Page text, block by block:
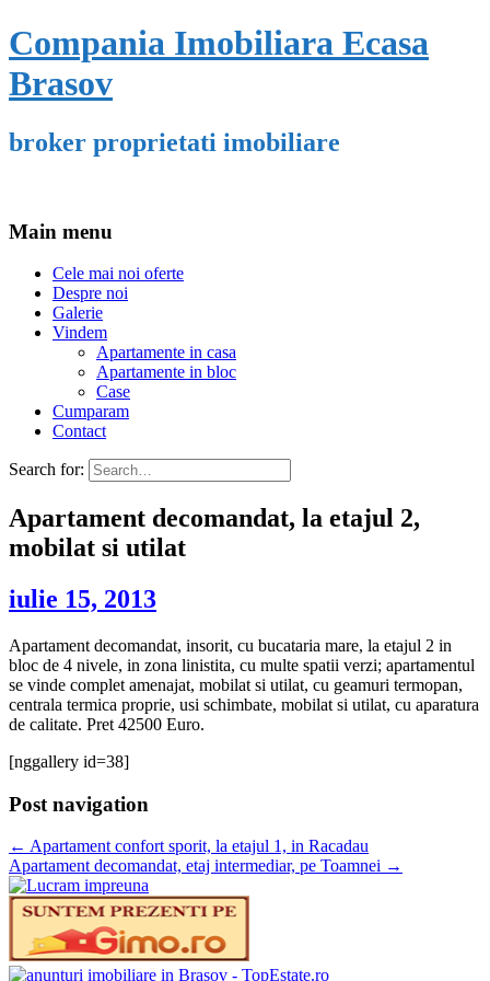
Compania Imobiliara Ecasa
Brasov
broker proprietati imobiliare
Main menu
Cele mai noi oferte
Despre noi
Galerie
Vindem
Apartamente in casa
Apartamente in bloc
Case
Cumparam
Contact
Search for:
Apartament decomandat, la etajul 2,
mobilat si utilat
iulie 15, 2013
Apartament decomandat, insorit, cu bucataria mare, la etajul 2 in
bloc de 4 nivele, in zona linistita, cu multe spatii verzi; apartamentul
se vinde complet amenajat, mobilat si utilat, cu geamuri termopan,
centrala termica proprie, usi schimbate, mobilat si utilat, cu aparatura
de calitate. Pret 42500 Euro.
[nggallery id=38]
Post navigation
← Apartament confort sporit, la etajul 1, in Racadau
Apartament decomandat, etaj intermediar, pe Toamnei →